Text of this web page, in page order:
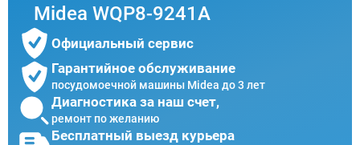
Midea WQP8-9241A
Официальный сервис
Гарантийное обслуживание
посудомоечной машины Midea до 3 лет
Диагностика за наш счет,
ремонт по желанию
Бесплатный выезд курьера